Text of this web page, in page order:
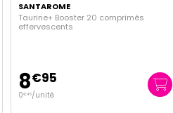
SANTAROME
Taurine+ Booster 20 comprimés
effervescents
8€95
0€45/unité